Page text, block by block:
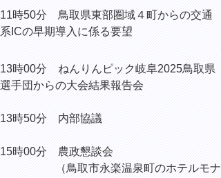
11時50分 鳥取県東部圏域４町からの交通
系ICの早期導入に係る要望
13時00分 ねんりんピック岐阜2025鳥取県
選手団からの大会結果報告会
13時50分 内部協議
15時00分 農政懇談会
（鳥取市永楽温泉町のホテルモナ